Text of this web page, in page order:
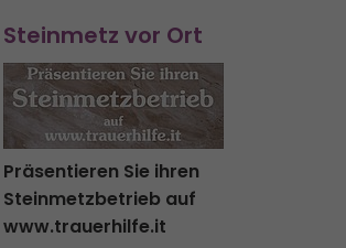
Steinmetz vor Ort
Präsentieren Sie ihren
Steinmetzbetrieb auf
www.trauerhilfe.it